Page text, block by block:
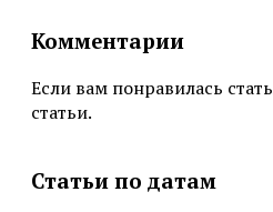
Комментарии
Если вам понравилась
статьи.
Статьи по датам